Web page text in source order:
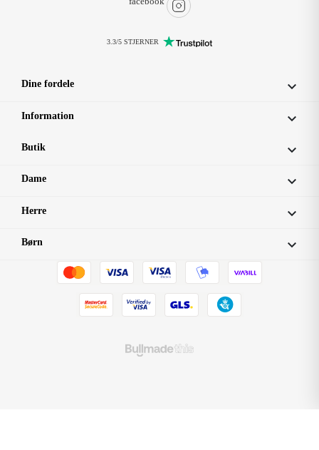
3.3/5 STJERNER
Dine fordele 
Information 
Butik 
Dame 
Herre 
Børn 